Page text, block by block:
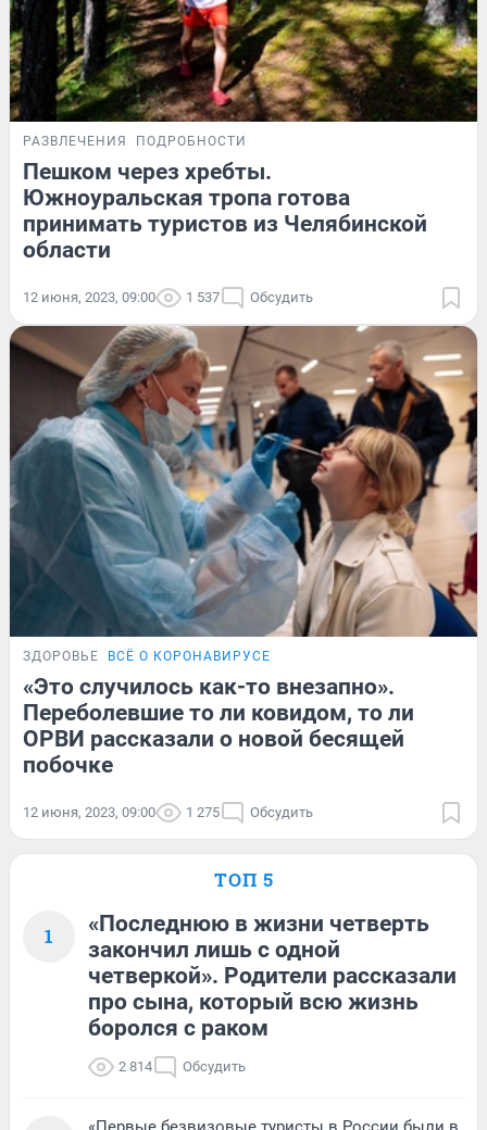
РАЗВЛЕЧЕНИЯ ПОДРОБНОСТИ
Пешком через хребты.
Южноуральская тропа готова
принимать туристов из Челябинской
области
12 июня, 2023, 09:00 1 537 Обсудить
ЗДОРОВЬЕ ВСЁ О КОРОНАВИРУСЕ
«Это случилось как-то внезапно».
Переболевшие то ли ковидом, то ли
ОРВИ рассказали о новой бесящей
побочке
12 июня, 2023, 09:00 1 275 Обсудить
ТОП 5
1
«Последнюю в жизни четверть
закончил лишь с одной
четверкой». Родители рассказали
про сына, который всю жизнь
боролся с раком
2 814 Обсудить